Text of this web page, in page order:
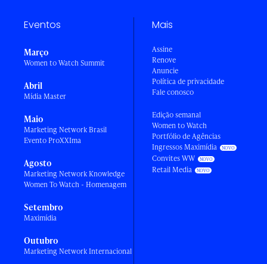
Eventos
Março
Women to Watch Summit
Abril
Mídia Master
Maio
Marketing Network Brasil
Evento ProXXIma
Agosto
Marketing Network Knowledge
Women To Watch - Homenagem
Setembro
Maximídia
Outubro
Marketing Network Internacional
Mais
Assine
Renove
Anuncie
Política de privacidade
Fale conosco
Edição semanal
Women to Watch
Portfólio de Agências
Ingressos Maximídia
Convites WW
Retail Media